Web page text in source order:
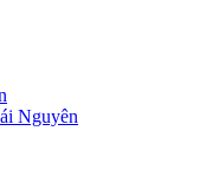
Nguyên